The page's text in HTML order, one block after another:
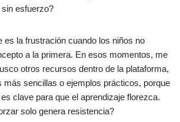
esfuerzo?
es la frustración cuando los niños no
a la primera. En esos momentos, me
otros recursos dentro de la plataforma,
más sencillas o ejemplos prácticos, porque
clave para que el aprendizaje florezca.
solo genera resistencia?